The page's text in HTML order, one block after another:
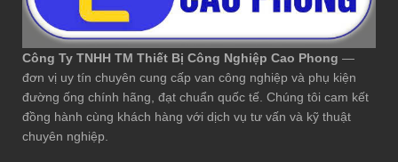
Công Ty TNHH TM Thiết Bị Công Nghiệp Cao Phong —
đơn vị uy tín chuyên cung cấp van công nghiệp và phụ kiện
đường ống chính hãng, đạt chuẩn quốc tế. Chúng tôi cam kết
đồng hành cùng khách hàng với dịch vụ tư vấn và kỹ thuật
chuyên nghiệp.